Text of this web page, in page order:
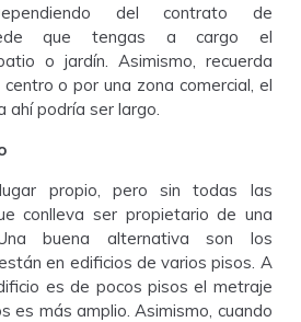
del contrato de
que tengas a cargo el
o jardín. Asimismo, recuerda
o por una zona comercial, el
ahí podría ser largo.
propio, pero sin todas las
conlleva ser propietario de una
buena alternativa son los
en edificios de varios pisos. A
es de pocos pisos el metraje
es más amplio. Asimismo, cuando